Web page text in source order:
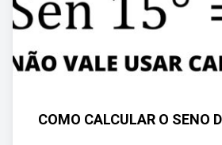
COMO CALCULAR O SENO